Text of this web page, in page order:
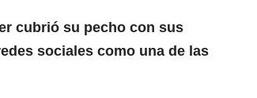
cubrió su pecho con sus
sociales como una de las